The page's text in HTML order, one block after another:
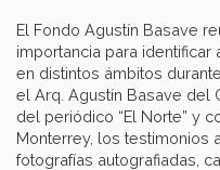
El Fondo Agustín Basave
importancia para
en distintos ámbitos
el Arq. Agustín Basave del
del periódico “El Norte” y
Monterrey, los testimonios
fotografías autografiadas,